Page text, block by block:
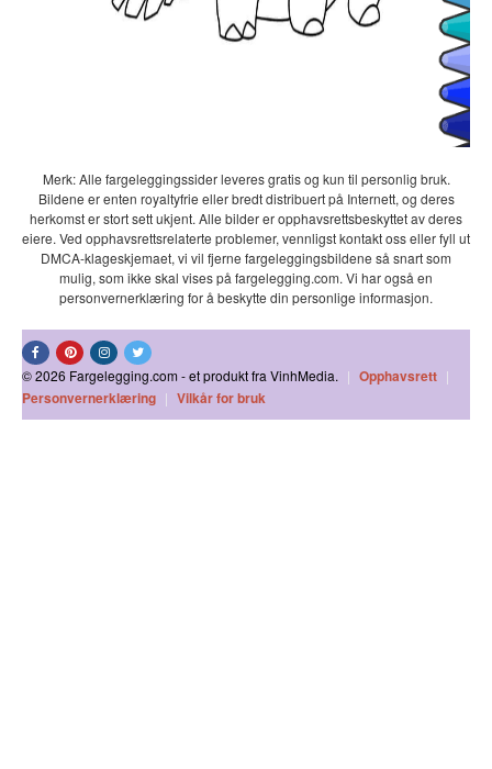
Merk: Alle fargeleggingssider leveres gratis og kun til personlig bruk.
Bildene er enten royaltyfrie eller bredt distribuert på Internett, og deres
herkomst er stort sett ukjent. Alle bilder er opphavsrettsbeskyttet av deres
eiere. Ved opphavsrettsrelaterte problemer, vennligst kontakt oss eller fyll ut
DMCA-klageskjemaet, vi vil fjerne fargeleggingsbildene så snart som
mulig, som ikke skal vises på fargelegging.com. Vi har også en
personvernerklæring for å beskytte din personlige informasjon.
© 2026 Fargelegging.com - et produkt fra VinhMedia. | Opphavsrett |
Personvernerklæring | Vilkår for bruk